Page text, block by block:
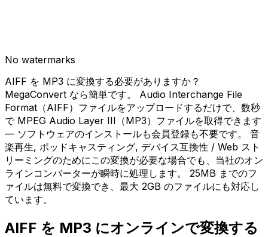
No watermarks
AIFF を MP3 に変換する必要がありますか？
MegaConvert なら簡単です。 Audio Interchange File
Format（AIFF）ファイルをアップロードするだけで、数秒
で MPEG Audio Layer III（MP3）ファイルを取得できます
— ソフトウェアのインストールも会員登録も不要です。 音
楽再生, ポッドキャスティング, デバイス互換性 / Web スト
リーミングのためにこの変換が必要な場合でも、当社のオン
ラインコンバーターが瞬時に処理します。 25MB までのフ
ァイルは無料で変換でき、最大 2GB のファイルにも対応し
ています。
AIFF を MP3 にオンラインで変換する